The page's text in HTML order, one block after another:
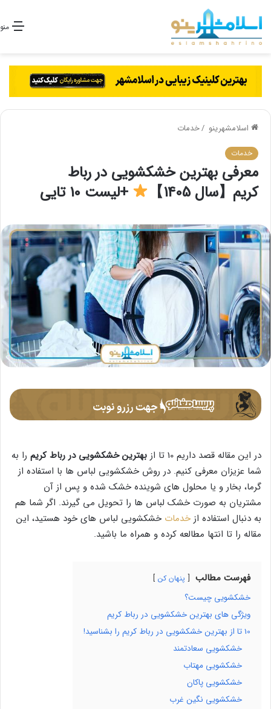
منو
اسلامشهرینو /خدمات
خدمات
معرفی بهترین خشکشویی در رباط
کریم【سال 1405】
+لیست 10 تایی
در این مقاله قصد داریم 10 تا از بهترین خشکشویی در رباط کریم را به
شما عزیزان معرفی کنیم. در روش خشکشویی لباس ها با استفاده از
گرما، بخار و یا محلول های شوینده خشک شده و پس از آن
مشتریان به صورت خشک لباس ها را تحویل می گیرند. اگر شما هم
به دنبال استفاده از خدمات خشکشویی لباس های خود هستید، این
مقاله را تا انتها مطالعه کرده و همراه ما باشید.
فهرست مطالب پنهان کن
خشکشویی چیست؟
ویژگی های بهترین خشکشویی در رباط کریم
10 تا از بهترین خشکشویی در رباط کریم را بشناسید!
خشکشویی سعادتمند
خشکشویی مهتاب
خشکشویی پاکان
خشکشویی نگین غرب